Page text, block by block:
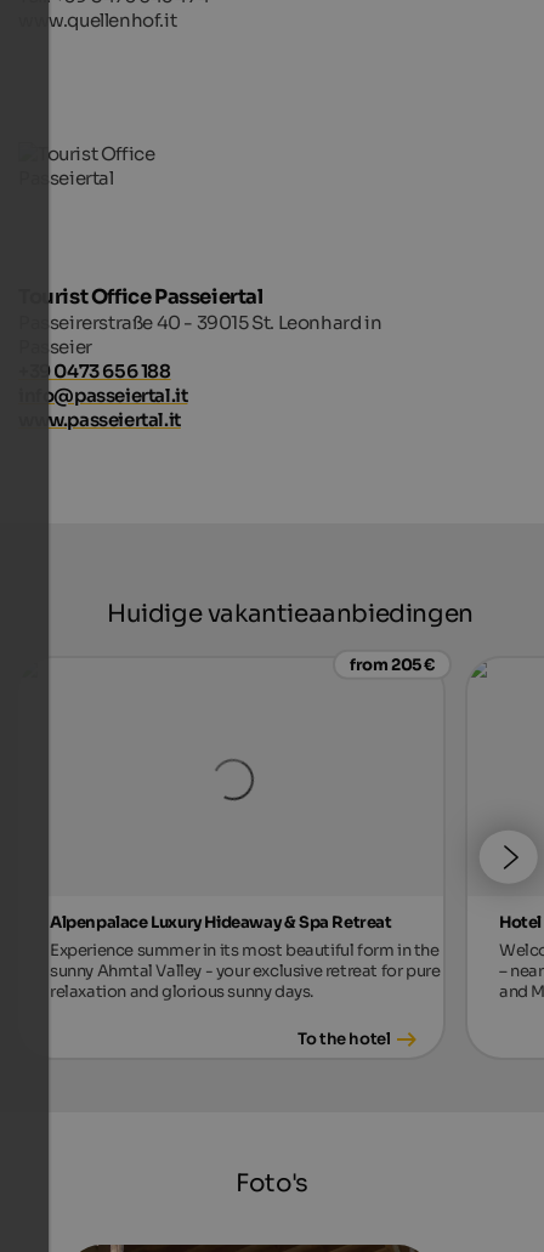
www.quellenhof.it
Tourist Office Passeiertal
Passeirerstraße 40 - 39015 St. Leonhard in
Passeier
+39 0473 656 188
info@passeiertal.it
www.passeiertal.it
Huidige vakantieaanbiedingen
from 205 €
Alpenpalace Luxury Hideaway & Spa Retreat
Experience summer in its most beautiful form in the
sunny Ahrntal Valley - your exclusive retreat for pure
relaxation and glorious sunny days.
To the hotel
–
and
Foto's